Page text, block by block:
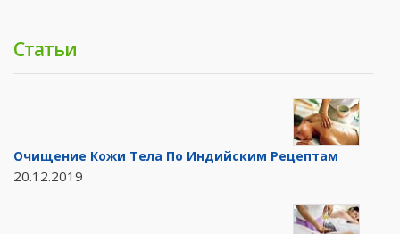
Статьи
Очищение Кожи Тела По Индийским Рецептам
20.12.2019